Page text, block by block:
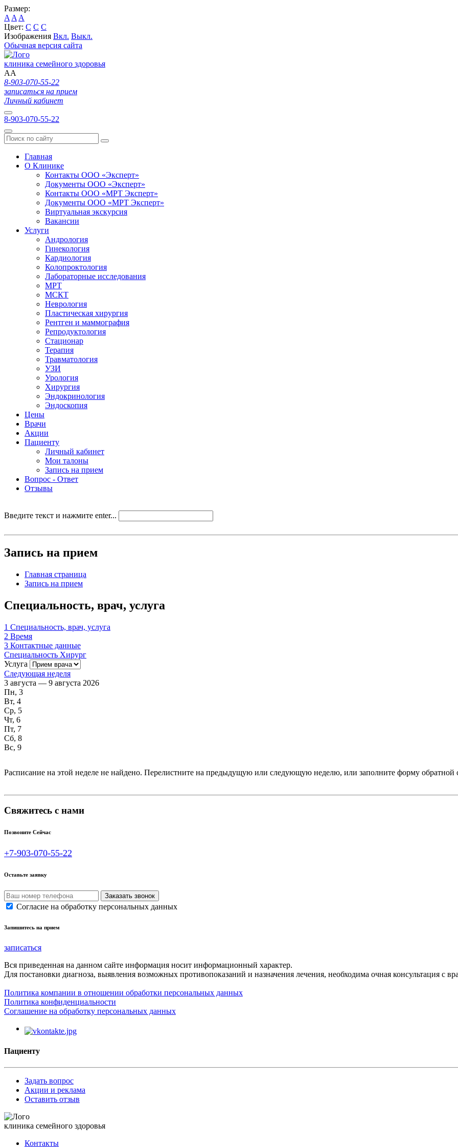
Размер:
A A A
Цвет: C C C
Изображения Вкл. Выкл.
Обычная версия сайта
клиника семейного здоровья
AA
8-903-070-55-22
записаться на прием
Личный кабинет
8-903-070-55-22
Главная
О Клинике
Контакты ООО «Эксперт»
Документы ООО «Эксперт»
Контакты ООО «МРТ Эксперт»
Документы ООО «МРТ Эксперт»
Виртуальная экскурсия
Вакансии
Услуги
Андрология
Гинекология
Кардиология
Колопроктология
Лабораторные исследования
МРТ
МСКТ
Неврология
Пластическая хирургия
Рентген и маммография
Репродуктология
Стационар
Терапия
Травматология
УЗИ
Урология
Хирургия
Эндокринология
Эндоскопия
Цены
Врачи
Акции
Пациенту
Личный кабинет
Мои талоны
Запись на прием
Вопрос - Ответ
Отзывы
Введите текст и нажмите enter...
Запись на прием
Главная страница
Запись на прием
Специальность, врач, услуга
1 Специальность, врач, услуга
2 Время
3 Контактные данные
Специальность Хирург
Услуга
Следующая неделя
3 августа — 9 августа 2026
Пн, 3
Вт, 4
Ср, 5
Чт, 6
Пт, 7
Сб, 8
Вс, 9
Расписание на этой неделе не найдено. Перелистните на предыдущую или следующую неделю, или заполните форму обратной
Свяжитесь с нами
Позвоните Сейчас
+7-903-070-55-22
Оставьте заявку
Согласие на обработку персональных данных
Запишитесь на прием
записаться
Вся приведенная на данном сайте информация носит информационный характер.
Для постановки диагноза, выявления возможных противопоказаний и назначения лечения, необходима очная консультация с
Политика компании в отношении обработки персональных данных
Политика конфиденциальности
Соглашение на обработку персональных данных
Пациенту
Задать вопрос
Акции и реклама
Оставить отзыв
клиника семейного здоровья
Контакты